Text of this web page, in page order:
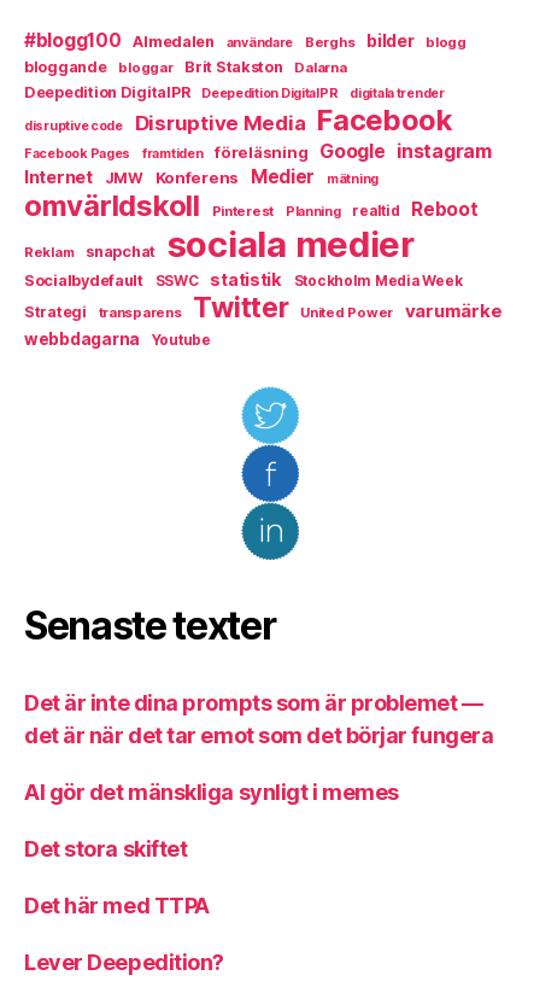
#blogg100 Almedalen användare Berghs bilder blogg
bloggande bloggar Brit Stakston Dalarna
Deepedition DigitalPR Deepedition DigitalPR digitala trender
disruptive code Disruptive Media Facebook
Facebook Pages framtiden föreläsning Google instagram
Internet JMW Konferens Medier mätning
omvärldskoll Pinterest Planning realtid Reboot
Reklam snapchat sociala medier
Socialbydefault SSWC statistik Stockholm Media Week
Strategi transparens Twitter United Power varumärke
webbdagarna Youtube
Senaste texter
Det är inte dina prompts som är problemet —
det är när det tar emot som det börjar fungera
AI gör det mänskliga synligt i memes
Det stora skiftet
Det här med TTPA
Lever Deepedition?